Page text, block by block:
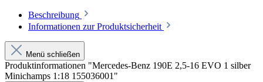
Beschreibung
Informationen zur Produktsicherheit
Menü schließen
Produktinformationen "Mercedes-Benz 190E 2,5-16 EVO 1 silber
Minichamps 1:18 155036001"